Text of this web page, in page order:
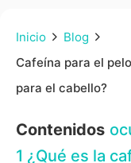
Inicio
Blog
Cafeína para el
para el cabello?
Contenidos
1 ¿Qué es la